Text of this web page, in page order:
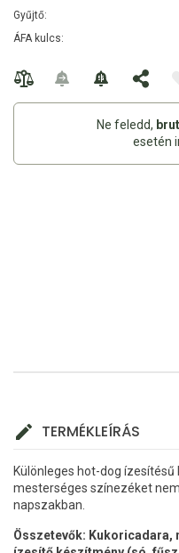
Gyűjtő:
ÁFA kulcs:
Ne feledd,
esetén
TERMÉKLEÍRÁS
Különleges hot-dog
mesterséges színezéket
napszakban.
Összetevők: